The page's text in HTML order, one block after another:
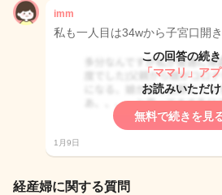
imm
私も一人目は34wから子宮口開
この回答の続
「ママリ」アプ
お読みいただけ
無料で続きを見
1月9日
経産婦に関する質問